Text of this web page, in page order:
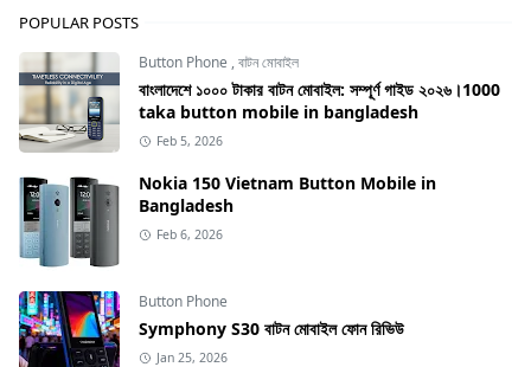
POPULAR POSTS
Button Phone ,বাটন মোবাইল
বাংলাদেশে ১০০০ টাকার বাটন মোবাইল: সম্পূর্ণ গাইড ২০২৬।1000
taka button mobile in bangladesh
Feb 5, 2026
Nokia 150 Vietnam Button Mobile in
Bangladesh
Feb 6, 2026
Button Phone
Symphony S30 বাটন মোবাইল ফোন রিভিউ
Jan 25, 2026